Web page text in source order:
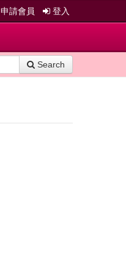
申請會員 登入
Search